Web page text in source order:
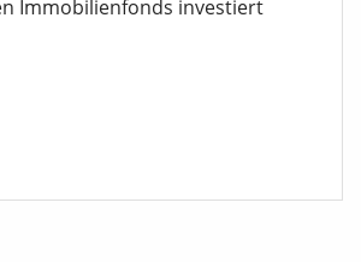
Immobilienfonds investiert